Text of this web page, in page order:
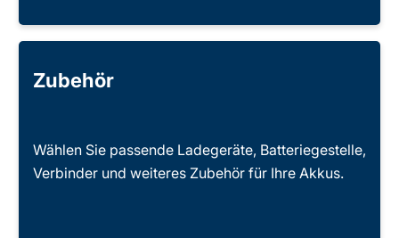
Zubehör
Wählen Sie passende Ladegeräte, Batteriegestelle,
Verbinder und weiteres Zubehör für Ihre Akkus.